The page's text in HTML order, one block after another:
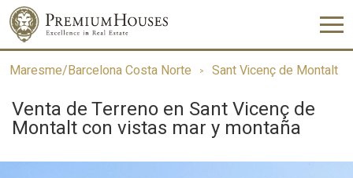
Maresme/Barcelona Costa Norte Sant Vicenç de Montalt
Venta de Terreno en Sant Vicenç de
Montalt con vistas mar y montaña